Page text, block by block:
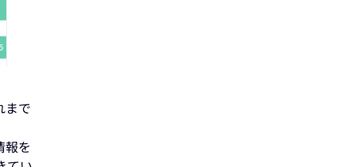
まで
報を